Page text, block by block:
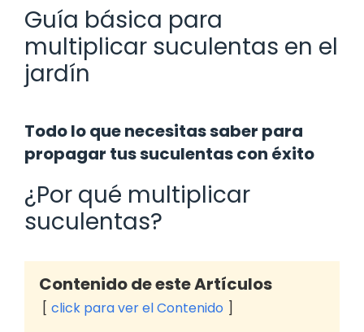
Guía básica para
multiplicar suculentas en el
jardín
Todo lo que necesitas saber para
propagar tus suculentas con éxito
¿Por qué multiplicar
suculentas?
Contenido de este Artículos
click para ver el Contenido